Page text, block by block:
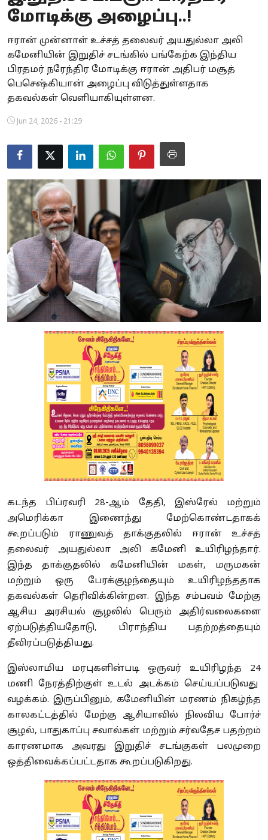
Business
Crime
Tamilnadu
National
World
Astrology
Spirituality
Weather
Politics
மோடிக்கு அழைப்பு..!
ஈரான் முன்னாள் உச்சத் தலைவர் அயதுல்லா அலி
கமேனியின் இறுதிச் சடங்கில் பங்கேற்க இந்திய
பிரதமர் நரேந்திர மோடிக்கு ஈரான் அதிபர் மசூத்
பெசெஷ்கியான் அழைப்பு விடுத்துள்ளதாக
தகவல்கள் வெளியாகியுள்ளன.
Jun 24, 2026 - 21:29
கடந்த பிப்ரவரி 28-ஆம் தேதி, இஸ்ரேல் மற்றும்
அமெரிக்கா இணைந்து மேற்கொண்டதாகக்
கூறப்படும் ராணுவத் தாக்குதலில் ஈரான் உச்சத்
தலைவர் அயதுல்லா அலி கமேனி உயிரிழந்தார்.
இந்த தாக்குதலில் கமேனியின் மகள், மருமகன்
மற்றும் ஒரு பேரக்குழந்தையும் உயிரிழந்ததாக
தகவல்கள் தெரிவிக்கின்றன. இந்த சம்பவம் மேற்கு
ஆசிய அரசியல் சூழலில் பெரும் அதிர்வலைகளை
ஏற்படுத்தியதோடு, பிராந்திய பதற்றத்தையும்
தீவிரப்படுத்தியது.
இஸ்லாமிய மரபுகளின்படி ஒருவர் உயிரிழந்த 24
மணி நேரத்திற்குள் உடல் அடக்கம் செய்யப்படுவது
வழக்கம். இருப்பினும், கமேனியின் மரணம் நிகழ்ந்த
காலகட்டத்தில் மேற்கு ஆசியாவில் நிலவிய போர்ச்
சூழல், பாதுகாப்பு சவால்கள் மற்றும் சர்வதேச பதற்றம்
காரணமாக அவரது இறுதிச் சடங்குகள் பலமுறை
ஒத்திவைக்கப்பட்டதாக கூறப்படுகிறது.